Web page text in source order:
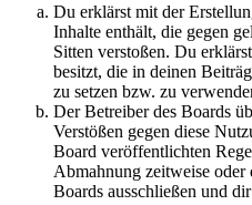
Du erklärst mit der
Inhalte enthält, die gegen
Sitten verstoßen. Du
besitzt, die in deinen
zu setzen bzw. zu
Der Betreiber des Boards
Verstößen gegen diese
Board veröffentlichten
Abmahnung zeitweise oder
Boards ausschließen und